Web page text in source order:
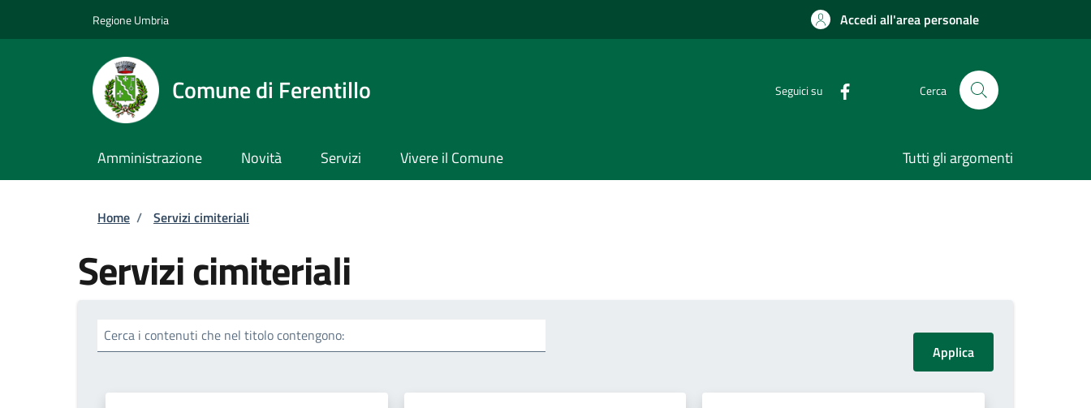
Regione Umbria Accedi all'area personale
Comune di Ferentillo Seguici su Cerca
Amministrazione Novità Servizi Vivere il Comune Tutti gli argomenti
Briciole di pane
Home / Servizi cimiteriali
Servizi cimiteriali
Cerca i contenuti che nel titolo contengono: